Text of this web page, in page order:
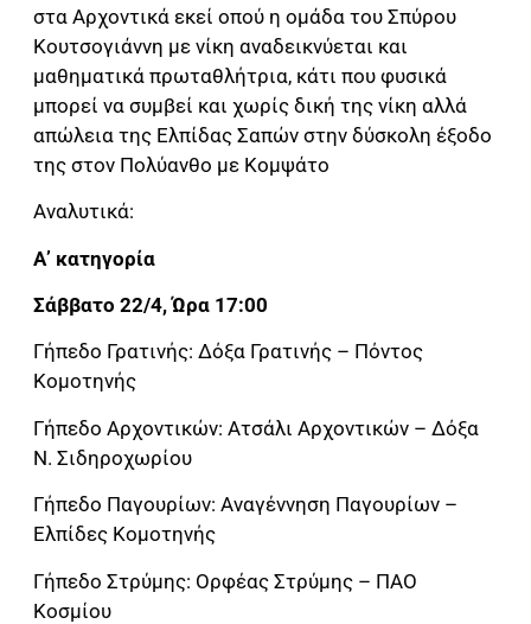
στα Αρχοντικά εκεί οπού η ομάδα του Σπύρου
Κουτσογιάννη με νίκη αναδεικνύεται και
μαθηματικά πρωταθλήτρια, κάτι που φυσικά
μπορεί να συμβεί και χωρίς δική της νίκη αλλά
απώλεια της Ελπίδας Σαπών στην δύσκολη έξοδο
της στον Πολύανθο με Κομψάτο
Αναλυτικά:
Α’ κατηγορία
Σάββατο 22/4, Ώρα 17:00
Γήπεδο Γρατινής: Δόξα Γρατινής – Πόντος
Κομοτηνής
Γήπεδο Αρχοντικών: Ατσάλι Αρχοντικών – Δόξα
Ν. Σιδηροχωρίου
Γήπεδο Παγουρίων: Αναγέννηση Παγουρίων –
Ελπίδες Κομοτηνής
Γήπεδο Στρύμης: Ορφέας Στρύμης – ΠΑΟ
Κοσμίου